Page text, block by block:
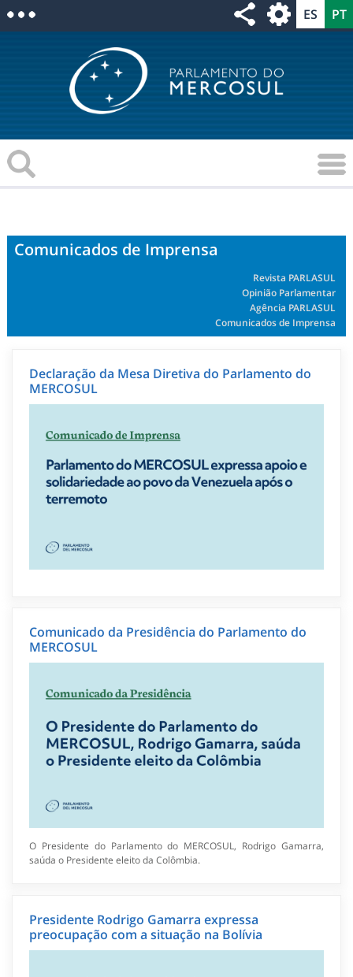
Comunicados de Imprensa
Revista PARLASUL
Opinião Parlamentar
Agência PARLASUL
Comunicados de Imprensa
Declaração da Mesa Diretiva do Parlamento do
MERCOSUL
Comunicado da Presidência do Parlamento do
MERCOSUL
O Presidente do Parlamento do MERCOSUL, Rodrigo Gamarra,
saúda o Presidente eleito da Colômbia.
Presidente Rodrigo Gamarra expressa
preocupação com a situação na Bolívia